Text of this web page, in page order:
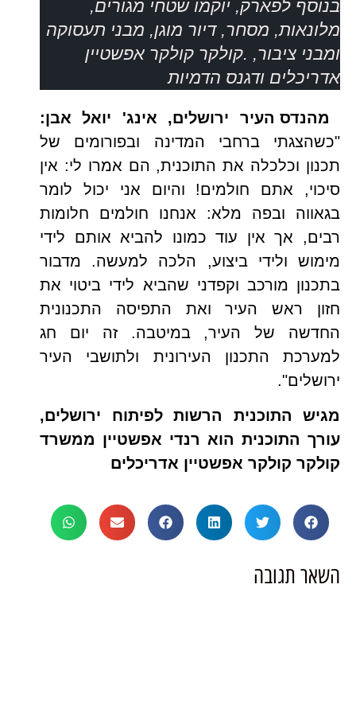
בנוסף לפארק, יוקמו שטחי מגורים,
מלונאות, מסחר, דיור מוגן, מבני תעסוקה
ומבני ציבור, .קולקר קולקר אפשטיין
אדריכלים ודגנס הדמיות
מהנדס העיר ירושלים, אינג' יואל אבן:
"כשהצגתי ברחבי המדינה ובפורומים של
תכנון וכלכלה את התוכנית, הם אמרו לי: אין
סיכוי, אתם חולמים! והיום אני יכול לומר
בגאווה ובפה מלא: אנחנו חולמים חלומות
רבים, אך אין עוד כמונו להביא אותם לידי
מימוש ולידי ביצוע, הלכה למעשה. מדבור
בתכנון מורכב וקפדני שהביא לידי ביטוי את
חזון ראש העיר ואת התפיסה התכנונית
החדשה של העיר, במיטבה. זה יום חג
למערכת התכנון העירונית ולתושבי העיר
ירושלים".
מגיש התוכנית הרשות לפיתוח ירושלים,
עורך התוכנית הוא רנדי אפשטיין ממשרד
קולקר קולקר אפשטיין אדריכלים
השאר תגובה